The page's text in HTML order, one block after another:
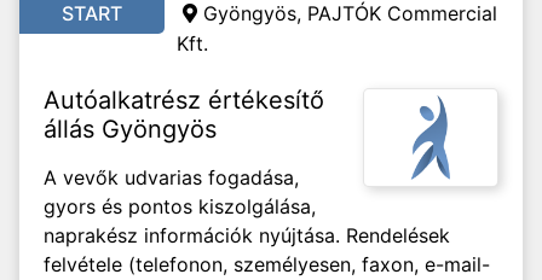
START
Gyöngyös, PAJTÓK Commercial
Kft.
Autóalkatrész értékesítő
állás Gyöngyös
A vevők udvarias fogadása,
gyors és pontos kiszolgálása,
naprakész információk nyújtása. Rendelések
felvétele (telefonon, személyesen, faxon, e-mail-